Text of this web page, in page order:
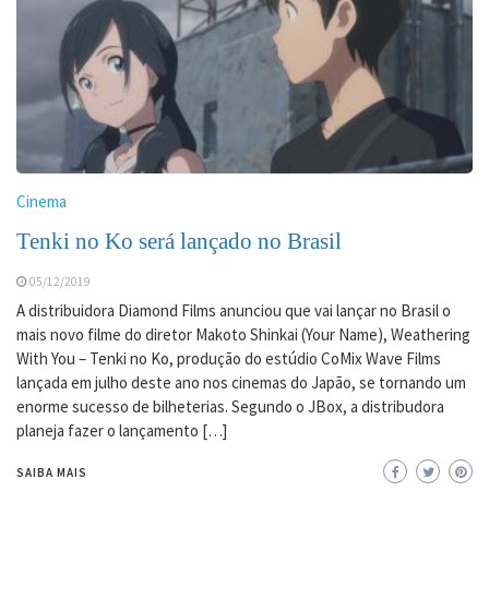
Cinema
Tenki no Ko será lançado no Brasil
05/12/2019
A distribuidora Diamond Films anunciou que vai lançar no Brasil o
mais novo filme do diretor Makoto Shinkai (Your Name), Weathering
With You – Tenki no Ko, produção do estúdio CoMix Wave Films
lançada em julho deste ano nos cinemas do Japão, se tornando um
enorme sucesso de bilheterias. Segundo o JBox, a distribudora
planeja fazer o lançamento […]
SAIBA MAIS